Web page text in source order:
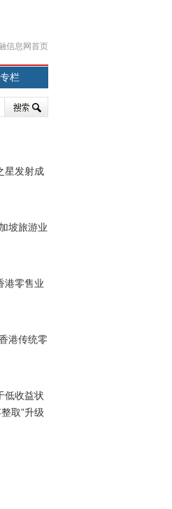
信息网首页
栏
星发射成
坡旅游业
港零售业
港传统零
低收益状
取”升级